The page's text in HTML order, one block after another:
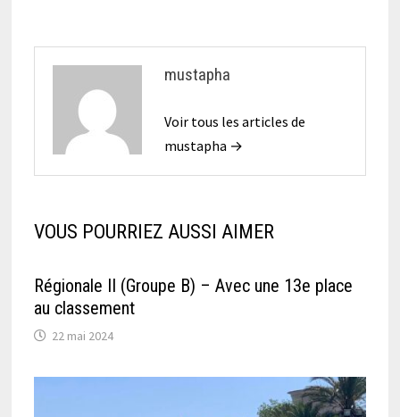
mustapha
Voir tous les articles de
mustapha →
VOUS POURRIEZ AUSSI AIMER
Régionale II (Groupe B) – Avec une 13e place
au classement
22 mai 2024